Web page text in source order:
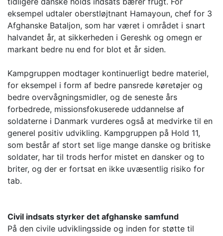
eksempel udtaler oberstløjtnant Hamayoun, chef for 3
Afghanske Bataljon, som har været i området i snart
halvandet år, at sikkerheden i Gereshk og omegn er
markant bedre nu end for blot et år siden.
Kampgruppen modtager kontinuerligt bedre materiel,
for eksempel i form af bedre pansrede køretøjer og
bedre overvågningsmidler, og de seneste års
forbedrede, missionsfokuserede uddannelse af
soldaterne i Danmark vurderes også at medvirke til en
generel positiv udvikling. Kampgruppen på Hold 11,
som består af stort set lige mange danske og britiske
soldater, har til trods herfor mistet en dansker og to
briter, og der er fortsat en ikke uvæsentlig risiko for
tab.
Civil indsats styrker det afghanske samfund
På den civile udviklingsside og inden for støtte til